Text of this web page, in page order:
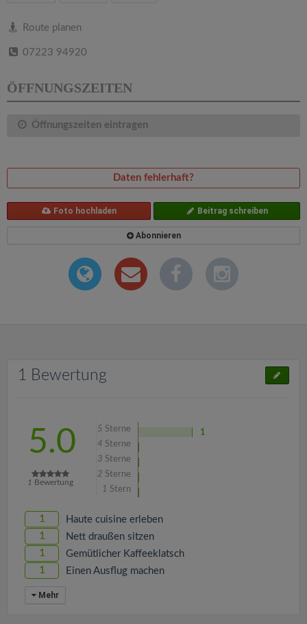
Route planen
07223 94920
ÖFFNUNGSZEITEN
Öffnungszeiten eintragen
Daten fehlerhaft?
Foto hochladen Beitrag schreiben
Abonnieren
1 Bewertung
5.0
1 Bewertung
5 Sterne
1
4 Sterne
3 Sterne
2 Sterne
1 Stern
1 Haute cuisine erleben
1 Nett draußen sitzen
1 Gemütlicher Kaffeeklatsch
1 Einen Ausflug machen
Mehr
g
a
t
o
n